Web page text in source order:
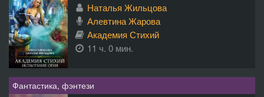
Наталья Жильцова
Алевтина Жарова
Академия Стихий
11 ч. 0 мин.
Фантастика, фэнтези